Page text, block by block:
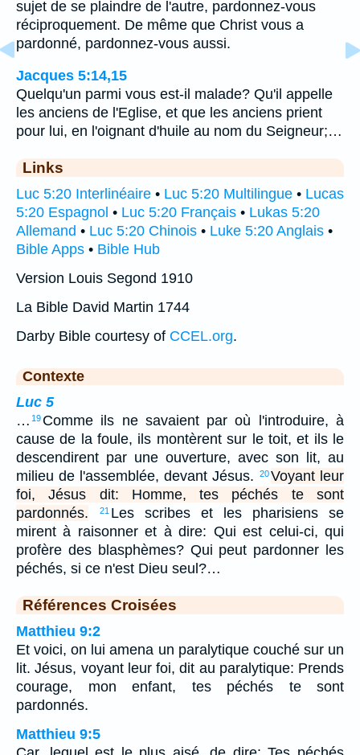
sujet de se plaindre de l'autre, pardonnez-vous
réciproquement. De même que Christ vous a
pardonné, pardonnez-vous aussi.
Jacques 5:14,15
Quelqu'un parmi vous est-il malade? Qu'il appelle
les anciens de l'Eglise, et que les anciens prient
pour lui, en l'oignant d'huile au nom du Seigneur;…
Links
Luc 5:20 Interlinéaire • Luc 5:20 Multilingue • Lucas
5:20 Espagnol • Luc 5:20 Français • Lukas 5:20
Allemand • Luc 5:20 Chinois • Luke 5:20 Anglais •
Bible Apps • Bible Hub
Version Louis Segond 1910
La Bible David Martin 1744
Darby Bible courtesy of CCEL.org.
Contexte
Luc 5
… 19 Comme ils ne savaient par où l'introduire, à
cause de la foule, ils montèrent sur le toit, et ils le
descendirent par une ouverture, avec son lit, au
milieu de l'assemblée, devant Jésus.
20Voyant leur
foi, Jésus dit: Homme, tes péchés te sont
pardonnés.
21 Les scribes et les pharisiens se
mirent à raisonner et à dire: Qui est celui-ci, qui
profère des blasphèmes? Qui peut pardonner les
péchés, si ce n'est Dieu seul?…
Références Croisées
Matthieu 9:2
Et voici, on lui amena un paralytique couché sur un
lit. Jésus, voyant leur foi, dit au paralytique: Prends
courage, mon enfant, tes péchés te sont
pardonnés.
Matthieu 9:5